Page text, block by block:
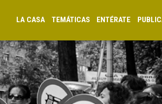
LA CASA TEMÁTICAS ENTÉRATE